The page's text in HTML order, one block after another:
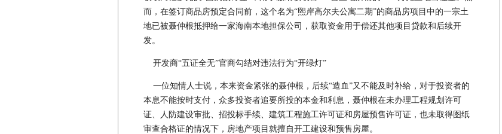
而，在签订商品房预定合同前，这个名为“熙岸高尔夫公寓二期”的商品房项目中的一宗土
地已被聂仲根抵押给一家海南本地担保公司，获取资金用于偿还其他项目贷款和后续开
发。
开发商“五证全无”官商勾结对违法行为“开绿灯”
一位知情人士说，本来资金紧张的聂仲根，后续“造血”又不能及时补给，对于投资者的
本息不能按时支付，众多投资者追要所投的本金和利息，聂仲根在未办理工程规划许可
证、人防建设审批、招投标手续、建筑工程施工许可证和房屋预售许可证，也未取得图纸
审查合格证的情况下，房地产项目就擅自开工建设和预售房屋。